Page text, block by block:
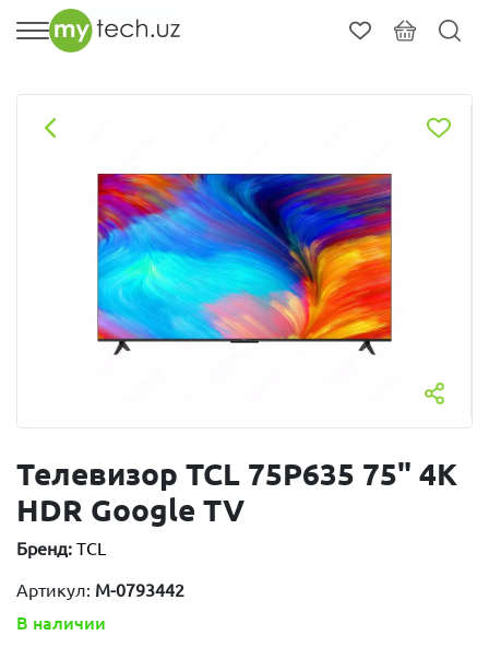
Телевизор TCL 75P635 75" 4K
HDR Google TV
Бренд: TCL
Артикул: M-0793442
В наличии